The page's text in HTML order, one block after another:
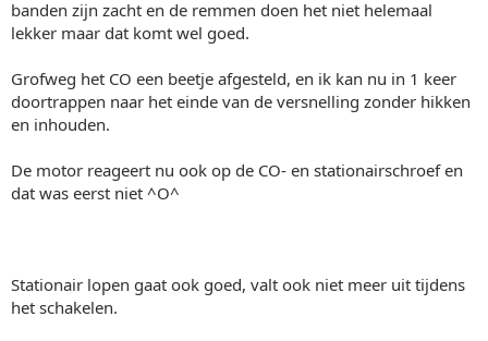
banden zijn zacht en de remmen doen het niet helemaal
lekker maar dat komt wel goed.
Grofweg het CO een beetje afgesteld, en ik kan nu in 1 keer
doortrappen naar het einde van de versnelling zonder hikken
en inhouden.
De motor reageert nu ook op de CO- en stationairschroef en
dat was eerst niet ^O^
Stationair lopen gaat ook goed, valt ook niet meer uit tijdens
het schakelen.